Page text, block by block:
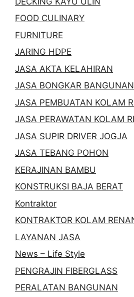
FOOD CULINARY
FURNITURE
JARING HDPE
JASA AKTA KELAHIRAN
JASA BONGKAR BANGUNAN
JASA PEMBUATAN KOLAM
JASA PERAWATAN KOLAM
JASA SUPIR DRIVER JOGJA
JASA TEBANG POHON
KERAJINAN BAMBU
KONSTRUKSI BAJA BERAT
Kontraktor
KONTRAKTOR KOLAM
LAYANAN JASA
News – Life Style
PENGRAJIN FIBERGLASS
PERALATAN BANGUNAN